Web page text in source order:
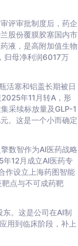
评审批制度后，药企
股份覆膜胶塞国内市
液，是高附加值生物
归母净利润6017万
活塞和铝盖长期被日
年11月转A，形
采续标放量及GLP-1
。这是一个小而确定
数智作为AI医药战略
12月成立AI医药专
作设立上海药图智能
点与不可成药靶
。这是公司在AI制
用到临床阶段，补上